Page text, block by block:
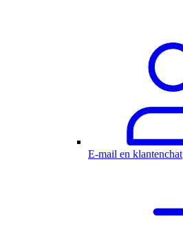
E-mail en klantenchat